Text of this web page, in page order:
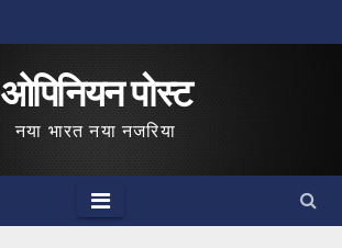
ओपिनियन पोस्ट
नया भारत नया नजरिया